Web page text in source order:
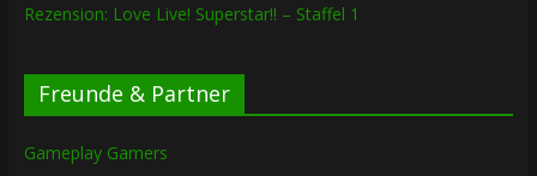
Rezension: Love Live! Superstar!! – Staffel 1
Freunde & Partner
Gameplay Gamers